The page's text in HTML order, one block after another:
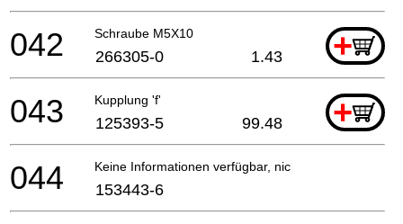
Schraube M5X10 +
042 266305-0 1.43
Kupplung 'f' +
043 125393-5 99.48
Keine Informationen verfügbar, nicht bestellbar
044 153443-6